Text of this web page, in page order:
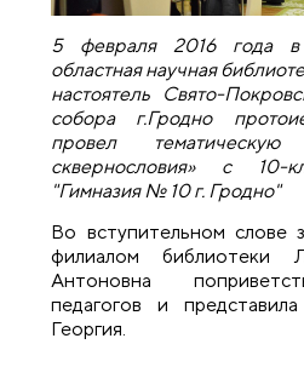
5 февраля 2016 года в
областная научная
настоятель Свято-
собора г.Гродно
провел
сквернословия» с
"Гимназия № 10 г. Гродно"
Во вступительном слове
филиалом библиотеки
Антоновна
педагогов и
Георгия.